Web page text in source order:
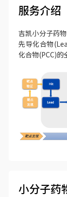
服务介绍
吉凯小分子药
先导化合物
化合物(PCC)的
小分子药